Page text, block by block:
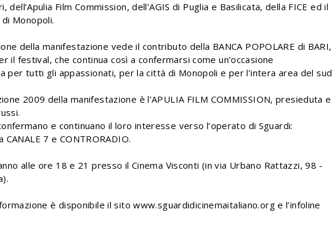
dell’Apulia Film Commission, dell’AGIS di Puglia e Basilicata, della FICE ed il
Monopoli.
della manifestazione vede il contributo della BANCA POPOLARE di BARI,
il festival, che continua così a confermarsi come un’occasione
per tutti gli appassionati, per la città di Monopoli e per l’intera area del sud
2009 della manifestazione è l’APULIA FILM COMMISSION, presieduta e
e continuano il loro interesse verso l’operato di Sguardi:
7 e CONTRORADIO.
alle ore 18 e 21 presso il Cinema Visconti (in via Urbano Rattazzi, 98 -
è disponibile il sito www.sguardidicinemaitaliano.org e l’infoline